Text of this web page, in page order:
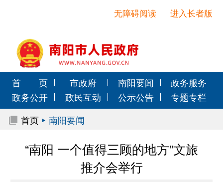
进入长者版
无障碍阅读
首 页 市政府 南阳要闻
政务服务
政务公开
政民互动 公示公告
专题专栏
首页
南阳要闻
“南阳 一个值得三顾的地方”文旅
推介会举行